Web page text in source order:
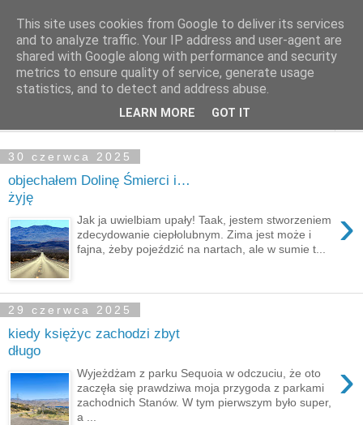
Cyklista Grzesista
blog niereformowalnego koczownika
30 czerwca 2025
objechałem Dolinę Śmierci i…
żyję
›
Jak ja uwielbiam upały! Taak, jestem stworzeniem
zdecydowanie ciepłolubnym. Zima jest może i
fajna, żeby pojeździć na nartach, ale w sumie t...
29 czerwca 2025
kiedy księżyc zachodzi zbyt
długo
›
Wyjeżdżam z parku Sequoia w odczuciu, że oto
zaczęła się prawdziwa moja przygoda z parkami
zachodnich Stanów. W tym pierwszym było super,
a ...
This site uses cookies from Google to deliver its services
and to analyze traffic. Your IP address and user-agent are
shared with Google along with performance and security
metrics to ensure quality of service, generate usage
statistics, and to detect and address abuse.
LEARN MORE GOT IT